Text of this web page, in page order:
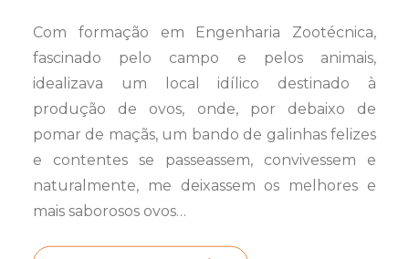
Com formação em Engenharia Zootécnica,
fascinado pelo campo e pelos animais,
idealizava um local idílico destinado à
produção de ovos, onde, por debaixo de
pomar de maçãs, um bando de galinhas felizes
e contentes se passeassem, convivessem e
naturalmente, me deixassem os melhores e
mais saborosos ovos…